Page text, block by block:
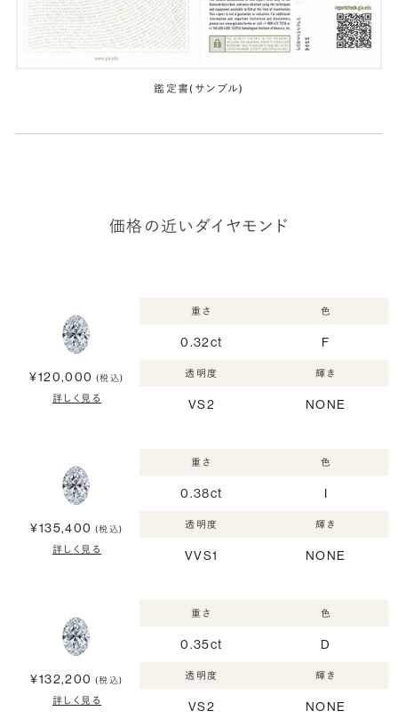
鑑定書(サンプル)
価格の近いダイヤモンド
¥120,000 (税込)
詳しく見る
重さ
0.32ct
色
F
透明度
VS2
輝き
NONE
¥135,400 (税込)
詳しく見る
重さ
0.38ct
色
I
透明度
VVS1
輝き
NONE
¥132,200 (税込)
詳しく見る
重さ
0.35ct
色
D
透明度
VS2
輝き
NONE